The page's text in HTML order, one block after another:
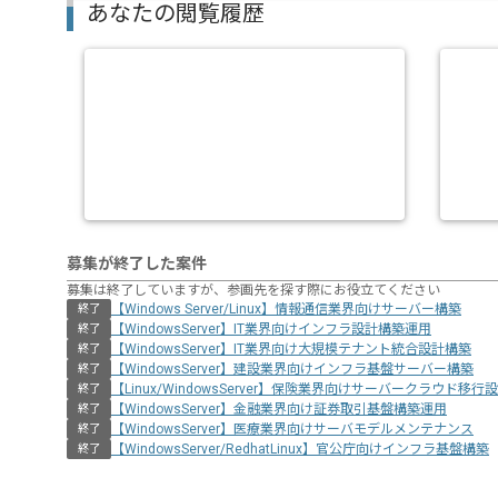
あなたの閲覧履歴
募集が終了した案件
募集は終了していますが、参画先を探す際にお役立てください
終了 【Windows Server/Linux】情報通信業界向けサーバー構築
終了 【WindowsServer】IT業界向けインフラ設計構築運用
終了 【WindowsServer】IT業界向け大規模テナント統合設計構築
終了 【WindowsServer】建設業界向けインフラ基盤サーバー構築
終了 【Linux/WindowsServer】保険業界向けサーバークラウド移行
終了 【WindowsServer】金融業界向け証券取引基盤構築運用
終了 【WindowsServer】医療業界向けサーバモデルメンテナンス
終了 【WindowsServer/RedhatLinux】官公庁向けインフラ基盤構築